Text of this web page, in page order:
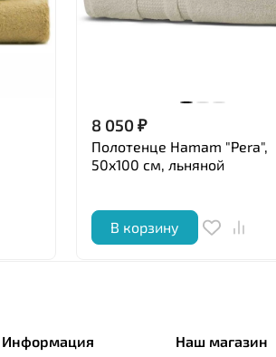
8 050₽
Полотенце Hamam "Pera",
50x100 см, льняной
В корзину
Информация
Наш магазин